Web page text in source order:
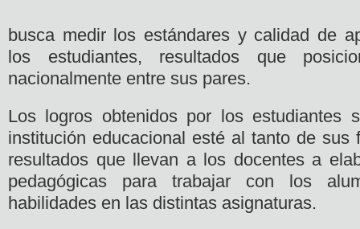
busca medir los estándares y calidad de
los estudiantes, resultados que
nacionalmente entre sus pares.
Los logros obtenidos por los estudiantes
institución educacional esté al tanto de sus
resultados que llevan a los docentes a
pedagógicas para trabajar con los
habilidades en las distintas asignaturas.